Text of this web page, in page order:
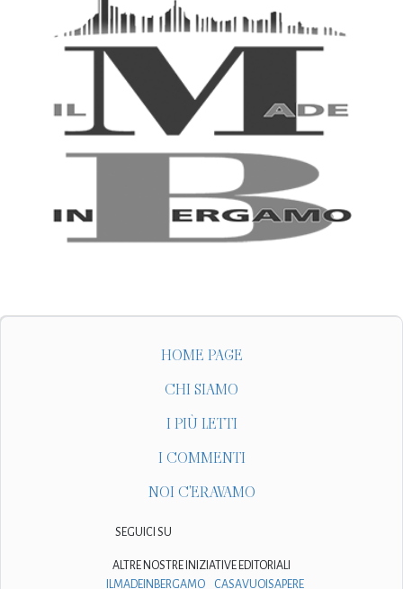
HOME PAGE
CHI SIAMO
I PIÙ LETTI
I COMMENTI
NOI C'ERAVAMO
SEGUICI SU
ALTRE NOSTRE INIZIATIVE EDITORIALI
ILMADEINBERGAMO
CASAVUOISAPERE